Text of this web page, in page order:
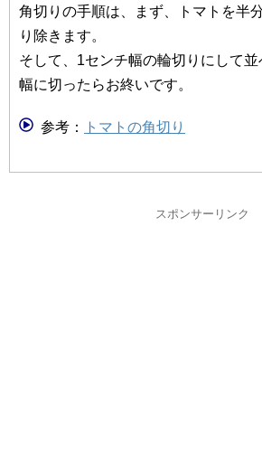
角切りの手順は、まず、トマトを半
り除きます。
そして、1センチ幅の輪切りにして
幅に切ったらお終いです。
参考： トマトの角切り
スポンサーリンク